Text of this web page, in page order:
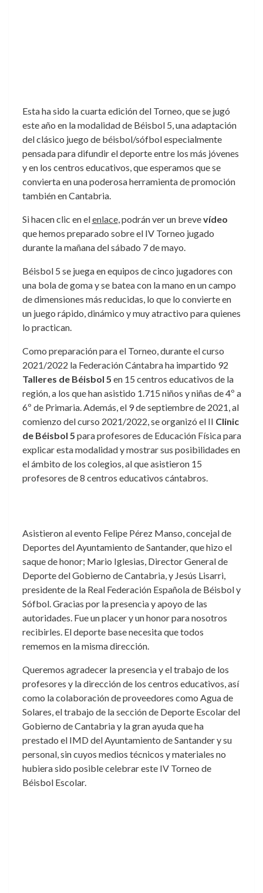
Esta ha sido la cuarta edición del Torneo, que se jugó
este año en la modalidad de Béisbol 5, una adaptación
del clásico juego de béisbol/sófbol especialmente
pensada para difundir el deporte entre los más jóvenes
y en los centros educativos, que esperamos que se
convierta en una poderosa herramienta de promoción
también en Cantabria.
Si hacen clic en elenlace, podrán ver un brevevídeo
que hemos preparado sobre el IV Torneo jugado
durante la mañana del sábado 7 de mayo.
Béisbol 5 se juega en equipos de cinco jugadores con
una bola de goma y se batea con la mano en un campo
de dimensiones más reducidas, lo que lo convierte en
un juego rápido, dinámico y muy atractivo para quienes
lo practican.
Como preparación para el Torneo, durante el curso
2021/2022 la Federación Cántabra ha impartido 92
Talleres de Béisbol 5 en 15 centros educativos de la
región, a los que han asistido 1.715 niños y niñas de 4º a
6º de Primaria. Además, el 9 de septiembre de 2021, al
comienzo del curso 2021/2022, se organizó el II Clinic
de Béisbol 5 para profesores de Educación Física para
explicar esta modalidad y mostrar sus posibilidades en
el ámbito de los colegios, al que asistieron 15
profesores de 8 centros educativos cántabros.
Asistieron al evento Felipe Pérez Manso, concejal de
Deportes del Ayuntamiento de Santander, que hizo el
saque de honor; Mario Iglesias, Director General de
Deporte del Gobierno de Cantabria, y Jesús Lisarri,
presidente de la Real Federación Española de Béisbol y
Sófbol. Gracias por la presencia y apoyo de las
autoridades. Fue un placer y un honor para nosotros
recibirles. El deporte base necesita que todos
rememos en la misma dirección.
Queremos agradecer la presencia y el trabajo de los
profesores y la dirección de los centros educativos, así
como la colaboración de proveedores como Agua de
Solares, el trabajo de la sección de Deporte Escolar del
Gobierno de Cantabria y la gran ayuda que ha
prestado el IMD del Ayuntamiento de Santander y su
personal, sin cuyos medios técnicos y materiales no
hubiera sido posible celebrar este IV Torneo de
Béisbol Escolar.